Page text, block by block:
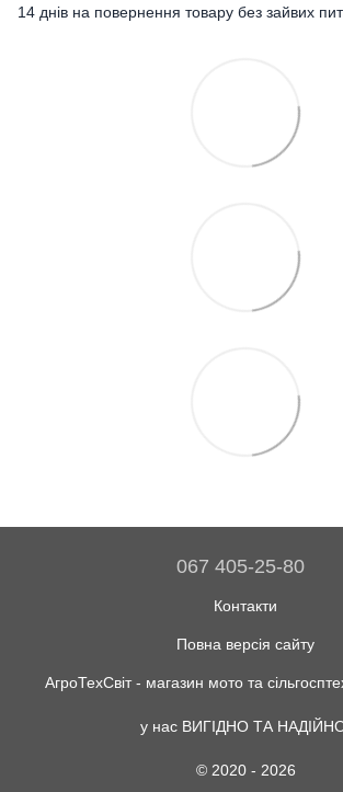
14 днів на повернення товару без зайвих
067 405-25-80
Контакти
Повна версія сайту
АгроТехСвіт - магазин мото та
у нас ВИГІДНО ТА
© 2020 - 2026